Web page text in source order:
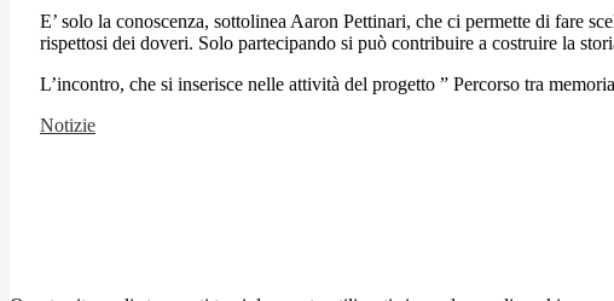
E’ solo la conoscenza, sottolinea Aaron Pettinari, che ci permette di fare
rispettosi dei doveri. Solo partecipando si può contribuire a costruire la
L’incontro, che si inserisce nelle attività del progetto ” Percorso tra
Notizie